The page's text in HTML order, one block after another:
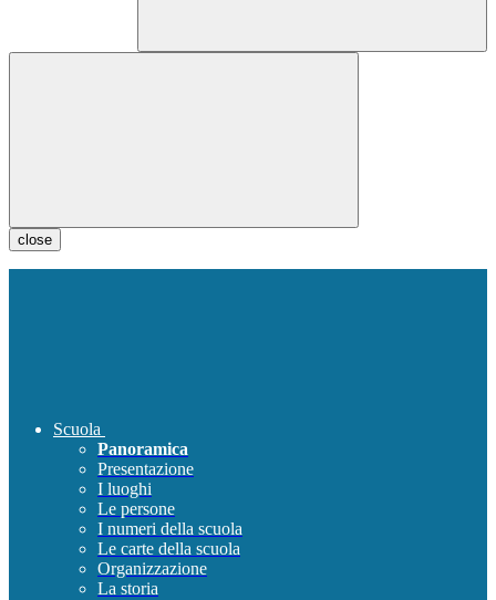
close
Scuola
Panoramica
Presentazione
I luoghi
Le persone
I numeri della scuola
Le carte della scuola
Organizzazione
La storia